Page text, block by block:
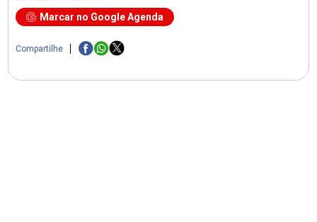
Marcar no Google Agenda
Compartilhe